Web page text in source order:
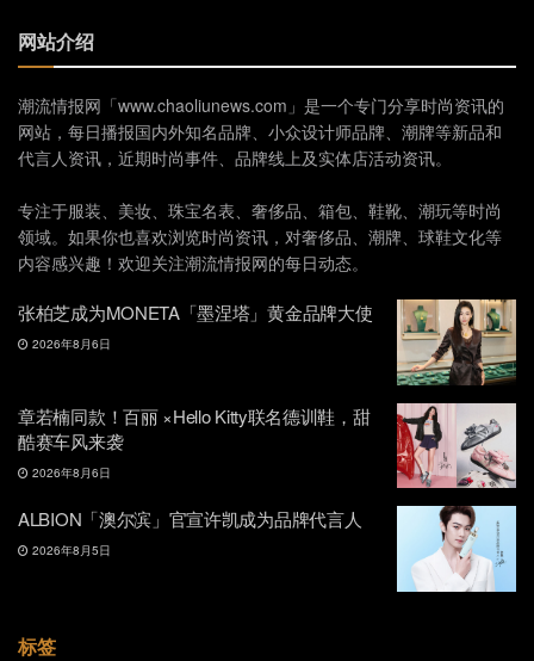
网站介绍
潮流情报网「www.chaoliunews.com」是一个专门分享时尚资讯的
网站，每日播报国内外知名品牌、小众设计师品牌、潮牌等新品和
代言人资讯，近期时尚事件、品牌线上及实体店活动资讯。
专注于服装、美妆、珠宝名表、奢侈品、箱包、鞋靴、潮玩等时尚
领域。如果你也喜欢浏览时尚资讯，对奢侈品、潮牌、球鞋文化等
内容感兴趣！欢迎关注潮流情报网的每日动态。
张柏芝成为MONETA「墨涅塔」黄金品牌大使
2026年8月6日
章若楠同款！百丽 ×Hello Kitty联名德训鞋，甜
酷赛车风来袭
2026年8月6日
ALBION「澳尔滨」官宣许凯成为品牌代言人
2026年8月5日
标签